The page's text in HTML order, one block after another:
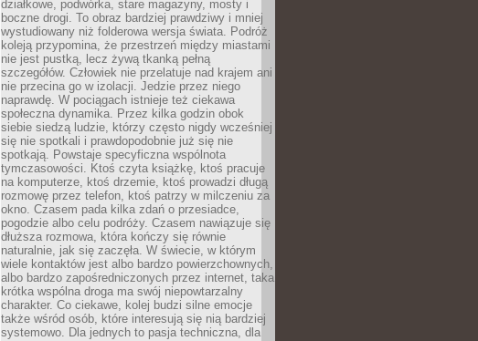
działkowe, podwórka, stare magazyny, mosty i
boczne drogi. To obraz bardziej prawdziwy i mniej
wystudiowany niż folderowa wersja świata. Podróż
koleją przypomina, że przestrzeń między miastami
nie jest pustką, lecz żywą tkanką pełną
szczegółów. Człowiek nie przelatuje nad krajem ani
nie przecina go w izolacji. Jedzie przez niego
naprawdę. W pociągach istnieje też ciekawa
społeczna dynamika. Przez kilka godzin obok
siebie siedzą ludzie, którzy często nigdy wcześniej
się nie spotkali i prawdopodobnie już się nie
spotkają. Powstaje specyficzna wspólnota
tymczasowości. Ktoś czyta książkę, ktoś pracuje
na komputerze, ktoś drzemie, ktoś prowadzi długą
rozmowę przez telefon, ktoś patrzy w milczeniu za
okno. Czasem pada kilka zdań o przesiadce,
pogodzie albo celu podróży. Czasem nawiązuje się
dłuższa rozmowa, która kończy się równie
naturalnie, jak się zaczęła. W świecie, w którym
wiele kontaktów jest albo bardzo powierzchownych,
albo bardzo zapośredniczonych przez internet, taka
krótka wspólna droga ma swój niepowtarzalny
charakter. Co ciekawe, kolej budzi silne emocje
także wśród osób, które interesują się nią bardziej
systemowo. Dla jednych to pasja techniczna, dla